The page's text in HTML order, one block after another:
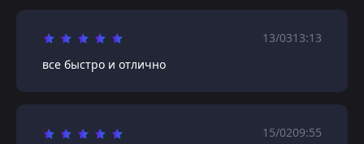
13/0313:13
все быстро и отлично
15/0209:55